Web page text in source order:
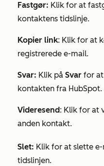
Fastgør: Klik for at
kontaktens tidslinje.
Kopier link: Klik for at
registrerede e-mail.
Svar: Klik på Svar for
kontakten fra HubSpot.
Videresend: Klik for at
anden kontakt.
Slet: Klik for at slette
tidslinjen.